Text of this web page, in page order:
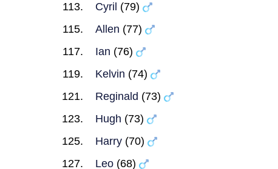
Cyril (79)
Allen (77)
Ian (76)
Kelvin (74)
Reginald (73)
Hugh (73)
Harry (70)
Leo (68)